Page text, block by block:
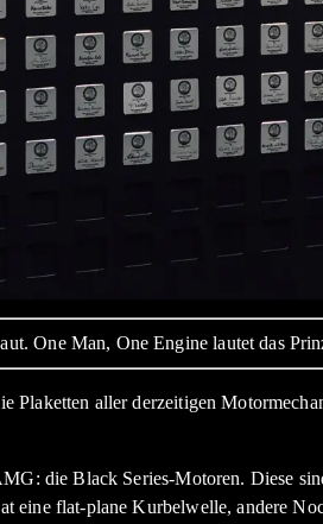
One Man, One Engine lautet das
aller derzeitigen
die Black Series-Motoren. Diese
eine flat-plane Kurbelwelle, andere